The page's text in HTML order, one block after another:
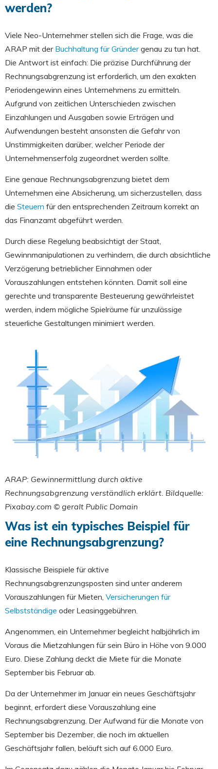
werden?
Viele Neo-Unternehmer stellen sich die Frage, was die
ARAP mit der Buchhaltung für Gründergenau zu tun hat.
Die Antwort ist einfach: Die präzise Durchführung der
Rechnungsabgrenzung ist erforderlich, um den exakten
Periodengewinn eines Unternehmens zu ermitteln.
Aufgrund von zeitlichen Unterschieden zwischen
Einzahlungen und Ausgaben sowie Erträgen und
Aufwendungen besteht ansonsten die Gefahr von
Unstimmigkeiten darüber, welcher Periode der
Unternehmenserfolg zugeordnet werden sollte.
Eine genaue Rechnungsabgrenzung bietet dem
Unternehmen eine Absicherung, um sicherzustellen, dass
die Steuern für den entsprechenden Zeitraum korrekt an
das Finanzamt abgeführt werden.
Durch diese Regelung beabsichtigt der Staat,
Gewinnmanipulationen zu verhindern, die durch absichtliche
Verzögerung betrieblicher Einnahmen oder
Vorauszahlungen entstehen könnten. Damit soll eine
gerechte und transparente Besteuerung gewährleistet
werden, indem mögliche Spielräume für unzulässige
steuerliche Gestaltungen minimiert werden.
ARAP: Gewinnermittlung durch aktive
Rechnungsabgrenzung verständlich erklärt. Bildquelle:
Pixabay.com © geralt Public Domain
Was ist ein typisches Beispiel für
eine Rechnungsabgrenzung?
Klassische Beispiele für aktive
Rechnungsabgrenzungsposten sind unter anderem
Vorauszahlungen für Mieten, Versicherungen für
Selbstständige oder Leasinggebühren.
Angenommen, ein Unternehmer begleicht halbjährlich im
Voraus die Mietzahlungen für sein Büro in Höhe von 9.000
Euro. Diese Zahlung deckt die Miete für die Monate
September bis Februar ab.
Da der Unternehmer im Januar ein neues Geschäftsjahr
beginnt, erfordert diese Vorauszahlung eine
Rechnungsabgrenzung. Der Aufwand für die Monate von
September bis Dezember, die noch im aktuellen
Geschäftsjahr fallen, beläuft sich auf 6.000 Euro.